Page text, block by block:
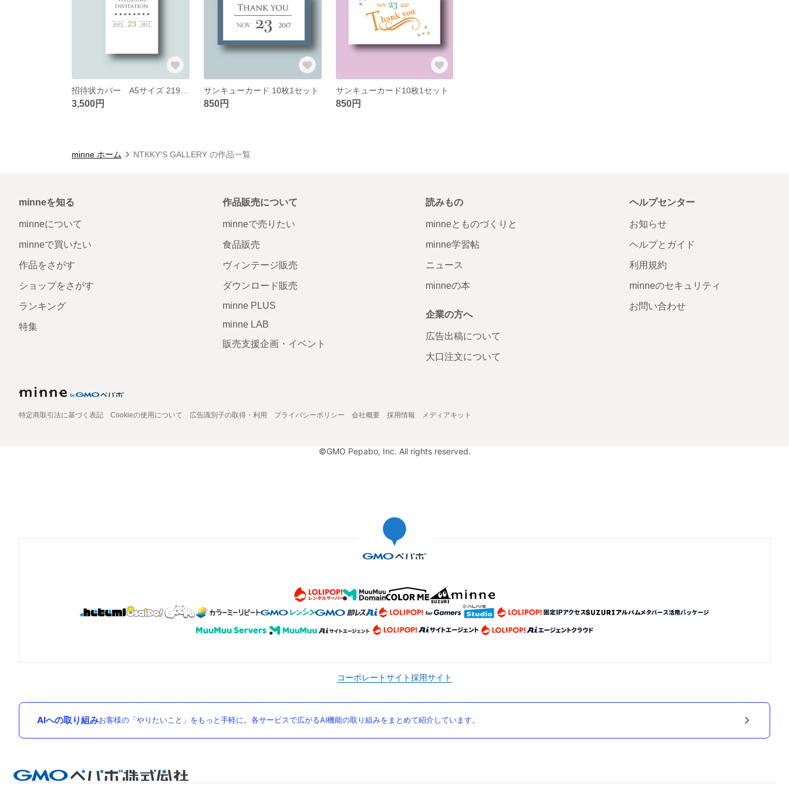
3,500円
サンキューカード 10枚1セット
850円
サンキューカード10枚1セット
850円
minne ホーム NTKKY'S GALLERY の作品一覧
minneを知る
minneについて
minneで買いたい
作品をさがす
ショップをさがす
ランキング
特集
作品販売について
minneで売りたい
食品販売
ヴィンテージ販売
ダウンロード販売
minne PLUS
minne LAB
販売支援企画・イベント
読みもの
minneとものづくりと
minne学習帖
ニュース
minneの本
企業の方へ
広告出稿について
大口注文について
ヘルプセンター
お知らせ
ヘルプとガイド
利用規約
minneのセキュリティ
お問い合わせ
特定商取引法に基づく表記 Cookieの使用について 広告識別子の取得・利用 プライバシーポリシー 会社概要 採用情報 メディアキット
©GMO Pepabo, Inc. All rights reserved.
コーポレートサイト採用サイト
AIへの取り組みお客様の「やりたいこと」をもっと手軽に。各サービスで広がるAI機能の取り組みをまとめて紹介しています。